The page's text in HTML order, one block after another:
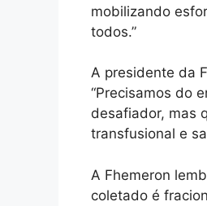
mobilizando
todos.”
A presidente da
“Precisamos do
desafiador, mas
transfusional e
A Fhemeron
coletado é